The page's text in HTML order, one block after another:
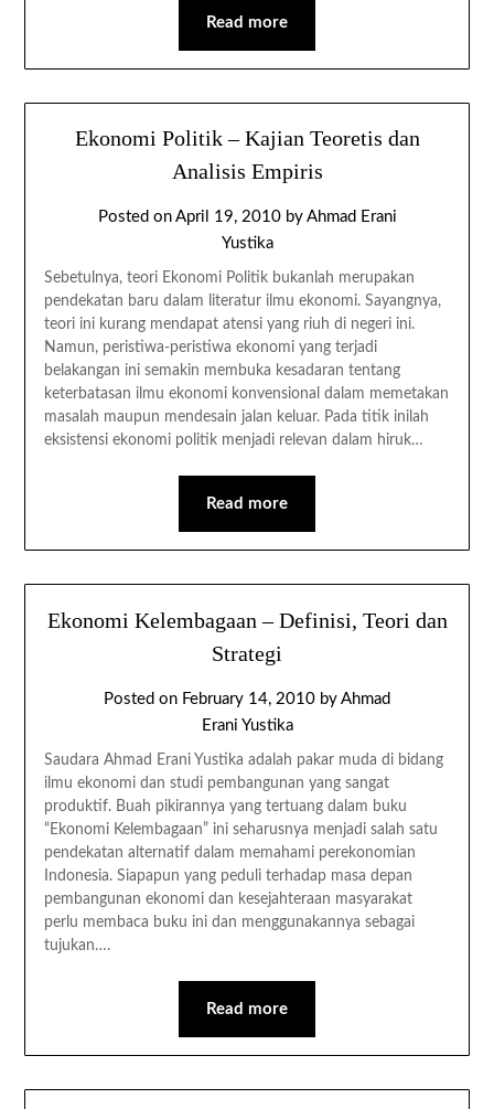
Read more
Ekonomi Politik – Kajian Teoretis dan
Analisis Empiris
Posted on April 19, 2010by Ahmad Erani
Yustika
Sebetulnya, teori Ekonomi Politik bukanlah merupakan
pendekatan baru dalam literatur ilmu ekonomi. Sayangnya,
teori ini kurang mendapat atensi yang riuh di negeri ini.
Namun, peristiwa-peristiwa ekonomi yang terjadi
belakangan ini semakin membuka kesadaran tentang
keterbatasan ilmu ekonomi konvensional dalam memetakan
masalah maupun mendesain jalan keluar. Pada titik inilah
eksistensi ekonomi politik menjadi relevan dalam hiruk…
Read more
Ekonomi Kelembagaan – Definisi, Teori dan
Strategi
Posted on February 14, 2010 by Ahmad
Erani Yustika
Saudara Ahmad Erani Yustika adalah pakar muda di bidang
ilmu ekonomi dan studi pembangunan yang sangat
produktif. Buah pikirannya yang tertuang dalam buku
“Ekonomi Kelembagaan” ini seharusnya menjadi salah satu
pendekatan alternatif dalam memahami perekonomian
Indonesia. Siapapun yang peduli terhadap masa depan
pembangunan ekonomi dan kesejahteraan masyarakat
perlu membaca buku ini dan menggunakannya sebagai
tujukan….
Read more